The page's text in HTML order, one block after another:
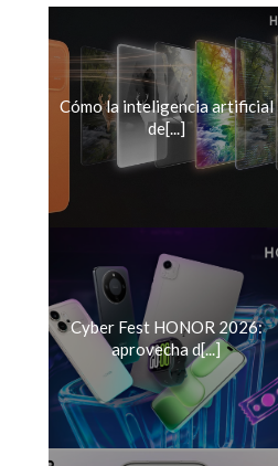
Cómo la inteligencia artificial
de[...]
Cyber Fest HONOR 2026:
aprovecha d[...]